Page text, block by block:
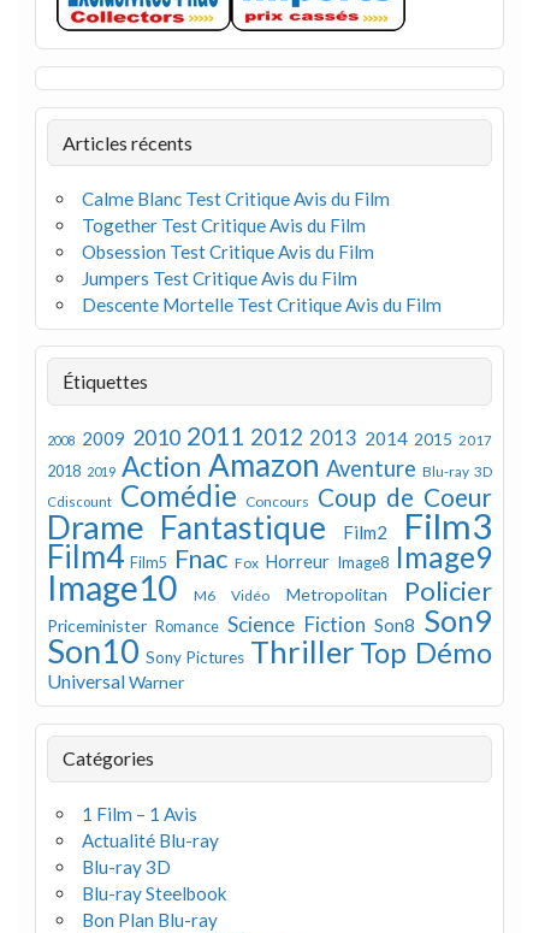
Articles récents
Calme Blanc Test Critique Avis du Film
Together Test Critique Avis du Film
Obsession Test Critique Avis du Film
Jumpers Test Critique Avis du Film
Descente Mortelle Test Critique Avis du Film
Étiquettes
2008 2009 2010 2011 2012 2013 2014 2015 2017
2018 2019 Action Amazon Aventure Blu-ray 3D
Cdiscount Comédie Concours Coup de Coeur
Drame Fantastique Film2 Film3
Film4 Film5 Fnac Fox Horreur Image8 Image9
Image10 M6 Vidéo Metropolitan Policier
Priceminister Romance Science Fiction Son8 Son9
Son10 Sony Pictures Thriller Top Démo
UniversalWarner
Catégories
1 Film – 1 Avis
Actualité Blu-ray
Blu-ray 3D
Blu-ray Steelbook
Bon Plan Blu-ray